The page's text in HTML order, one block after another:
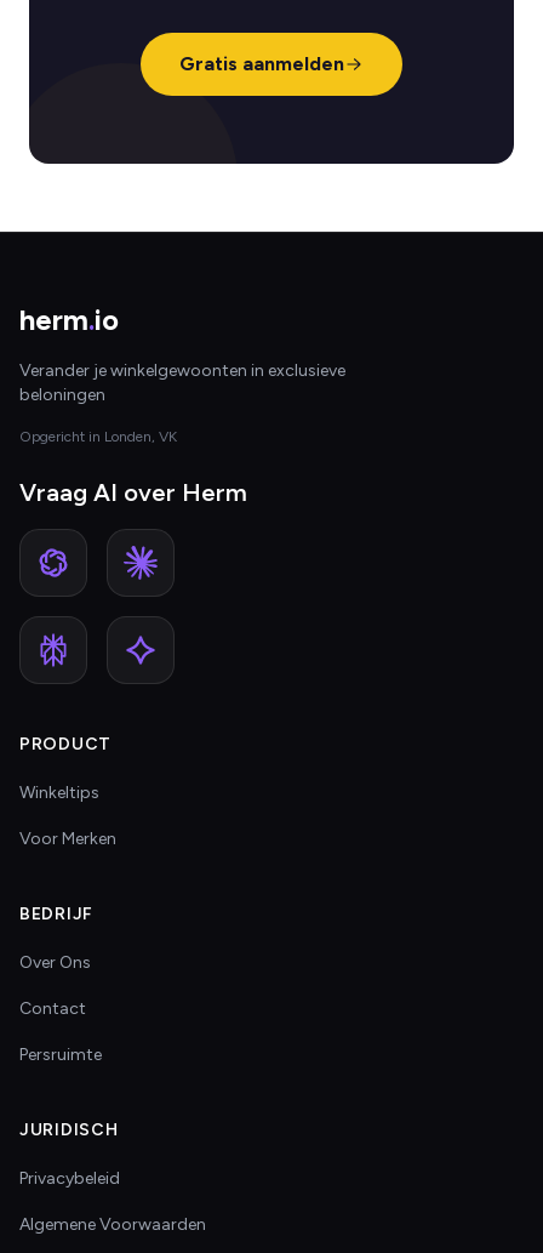
Gratis aanmelden
herm.io
Verander je winkelgewoonten in exclusieve
beloningen
Opgericht in Londen, VK
Vraag AI over Herm
PRODUCT
Winkeltips
Voor Merken
BEDRIJF
Over Ons
Contact
Persruimte
JURIDISCH
Privacybeleid
Algemene Voorwaarden